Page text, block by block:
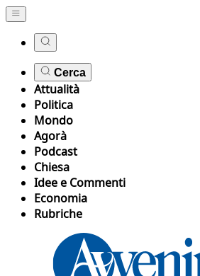
Cerca
Attualità
Politica
Mondo
Agorà
Podcast
Chiesa
Idee e Commenti
Economia
Rubriche